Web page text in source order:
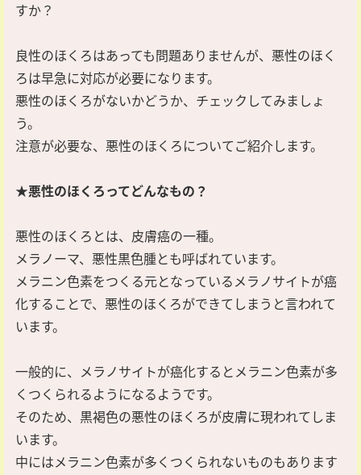
すか？
良性のほくろはあっても問題ありませんが、悪性のほく
ろは早急に対応が必要になります。
悪性のほくろがないかどうか、チェックしてみましょ
う。
注意が必要な、悪性のほくろについてご紹介します。
★悪性のほくろってどんなもの？
悪性のほくろとは、皮膚癌の一種。
メラノーマ、悪性黒色腫とも呼ばれています。
メラニン色素をつくる元となっているメラノサイトが癌
化することで、悪性のほくろができてしまうと言われて
います。
一般的に、メラノサイトが癌化するとメラニン色素が多
くつくられるようになるようです。
そのため、黒褐色の悪性のほくろが皮膚に現われてしま
います。
中にはメラニン色素が多くつくられないものもあります